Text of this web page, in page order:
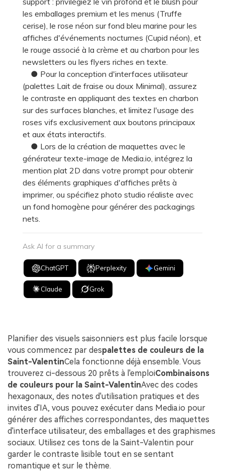
les emballages premium et les menus (Truffe
cerise), le rose néon sur fond bleu marine pour les
affiches d'événements nocturnes (Cupid néon), et
le rouge associé à la crème et au charbon pour les
newsletters ou les flyers riches en texte.
● Pour la conception d'interfaces utilisateur
(palettes Lait de fraise ou doux Minimal), assurez
le contraste en appliquant des textes en charbon
sur des surfaces blanches, et limitez l'usage des
roses vifs exclusivement aux boutons principaux
et aux états interactifs.
● Lors de la création de maquettes avec le
générateur texte-image de Media.io, intégrez la
mention plat 2D dans votre prompt pour obtenir
des éléments graphiques d'affiches prêts à
imprimer, ou spécifiez photo studio réaliste avec
un fond homogène pour générer des packagings
nets.
Ask AI for a summary
ChatGPT Perplexity Gemini
Claude Grok
Planifier des visuels saisonniers est plus facile lorsque
vous commencez par despalettes de couleurs de la
Saint-ValentinCela fonctionne déjà ensemble. Vous
trouverez ci-dessous 20 prêts à l'emploiCombinaisons
de couleurs pour la Saint-ValentinAvec des codes
hexagonaux, des notes d'utilisation pratiques et des
invites d'IA, vous pouvez exécuter dans Media.io pour
générer des affiches correspondantes, des maquettes
d'interface utilisateur, des emballages et des graphismes
sociaux. Utilisez ces tons de la Saint-Valentin pour
garder le contraste lisible tout en se sentant
romantique et sur le thème.